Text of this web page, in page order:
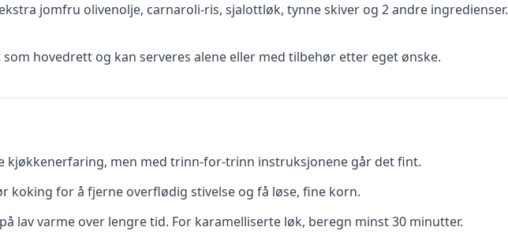
ekstra jomfru olivenolje, carnaroli-ris, sjalottløk, tynne skiver og 2 andre ingredienser.
hovedrett og kan serveres alene eller med tilbehør etter eget ønske.
kjøkkenerfaring, men med trinn-for-trinn instruksjonene går det fint.
koking for å fjerne overflødig stivelse og få løse, fine korn.
lav varme over lengre tid. For karamelliserte løk, beregn minst 30 minutter.